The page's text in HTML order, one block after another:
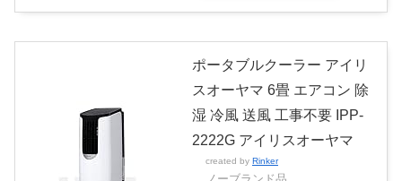
ポータブルクーラー アイリ
スオーヤマ 6畳 エアコン 除
湿 冷風 送風 工事不要 IPP-
2222G アイリスオーヤマ
created by Rinker